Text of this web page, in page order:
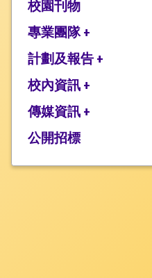
辦學宗旨與簡史
仁濟教育簡介
本校捐建人介紹
校監的話
校園刊物
專業團隊 +
教師團隊
行政架構
計劃及報告 +
2025-2026年度計劃
2024-2025年度報告
2024-2025年度計劃
校內資訊 +
學校設施
校服樣式
傳媒資訊 +
媒體報道
公開招標